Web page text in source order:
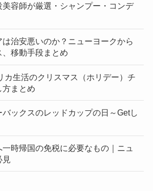
容師が厳選・シャンプー・コンデ
治安悪いのか？ニューヨークから
移動手段まとめ
カ生活のクリスマス（ホリデー）チ
方まとめ
ックスのレッドカップの日～Getし
一時帰国の免税に必要なもの｜ニュ
見